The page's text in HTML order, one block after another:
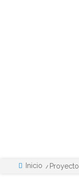
Inicio /